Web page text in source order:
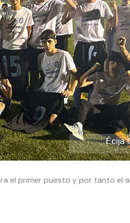
el primer puesto y por tanto el